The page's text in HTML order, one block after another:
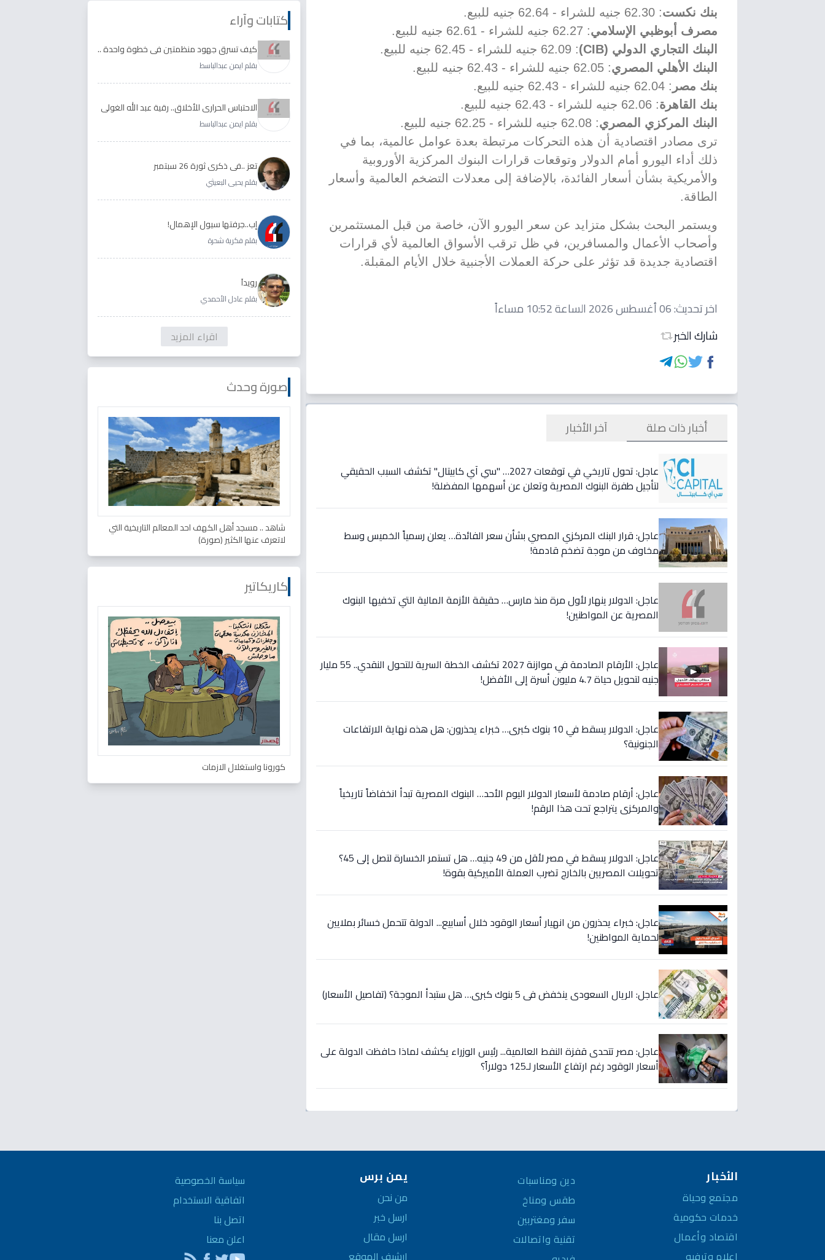
بنك نكست: 62.30 جنيه للشراء - 62.64 جنيه للبيع.
مصرف أبوظبي الإسلامي: 62.27 جنيه للشراء - 62.61 جنيه للبيع.
البنك التجاري الدولي (CIB)
: 62.09 جنيه للشراء - 62.45 جنيه للبيع.
البنك الأهلي المصري: 62.05 جنيه للشراء - 62.43 جنيه للبيع.
بنك مصر : 62.04 جنيه للشراء - 62.43 جنيه للبيع.
بنك القاهرة: 62.06 جنيه للشراء - 62.43 جنيه للبيع.
البنك المركزي المصري: 62.08 جنيه للشراء - 62.25 جنيه للبيع.
ترى مصادر اقتصادية أن هذه التحركات مرتبطة بعدة عوامل عالمية، بما في
ذلك أداء اليورو أمام الدولار وتوقعات قرارات البنوك المركزية الأوروبية
والأمريكية بشأن أسعار الفائدة، بالإضافة إلى معدلات التضخم العالمية وأسعار
الطاقة.
ويستمر البحث بشكل متزايد عن سعر اليورو الآن، خاصة من قبل المستثمرين
وأصحاب الأعمال والمسافرين، في ظل ترقب الأسواق العالمية لأي قرارات
اقتصادية جديدة قد تؤثر على حركة العملات الأجنبية خلال الأيام المقبلة.
اخر تحديث:06 أغسطس 2026 الساعة 10:52 مساءاً
شارك الخبر
أخبار ذات صلة آخر الأخبار
عاجل: تحول تاريخي في توقعات 2027… "سي آي كابيتال" تكشف السبب الحقيقي
لتأجيل طفرة البنوك المصرية وتعلن عن أسهمها المفضلة!
عاجل: قرار البنك المركزي المصري بشأن سعر الفائدة… يعلن رسمياً الخميس وسط
مخاوف من موجة تضخم قادمة!
عاجل: الدولار ينهار لأول مرة منذ مارس… حقيقة الأزمة المالية التي تخفيها البنوك
المصرية عن المواطنين!
عاجل: الأرقام الصادمة في موازنة 2027 تكشف الخطة السرية للتحول النقدي.. 55 مليار
جنيه لتحويل حياة 4.7 مليون أسرة إلى الأفضل!
عاجل: الدولار يسقط في 10 بنوك كبرى… خبراء يحذرون: هل هذه نهاية الارتفاعات
الجنونية؟
عاجل: أرقام صادمة لأسعار الدولار اليوم الأحد… البنوك المصرية تبدأ انخفاضاً تاريخياً
والمركزي يتراجع تحت هذا الرقم!
عاجل: الدولار يسقط في مصر لأقل من 49 جنيه… هل تستمر الخسارة لتصل إلى 45؟
تحويلات المصريين بالخارج تضرب العملة الأميركية بقوة!
عاجل: خبراء يحذرون من انهيار أسعار الوقود خلال أسابيع... الدولة تتحمل خسائر بملايين
لحماية المواطنين!
عاجل: الريال السعودي ينخفض في 5 بنوك كبرى… هل ستبدأ الموجة؟ (تفاصيل الأسعار)
عاجل: مصر تتحدى قفزة النفط العالمية... رئيس الوزراء يكشف لماذا حافظت الدولة على
أسعار الوقود رغم ارتفاع الأسعار لـ125 دولاراً؟
كتابات وآراء
كيف تسرق جهود منظمتين في خطوة واحدة ..
الأجابة لدى رقية عبد الله الغولي وغدير طيره
بقلم ايمن عبدالباسط
الاحتباس الحراري للأخلاق.. رقية عبد الله الغولي
وغدير طيره نموذجا
بقلم ايمن عبدالباسط
تعز ..في ذكرى ثورة 26 سبتمبر
بقلم يحيى البعيثي
إب..جرفتها سيول الإهمال!
بقلم فكرية شحرة
رويداَ
بقلم عادل الأحمدي
اقراء المزيد
صورة وحدث
شاهد .. مسجد أهل الكهف احد المعالم التاريخية التي
لاتعرف عنها الكثير (صورة)
كاريكاتير
كورونا واستغلال الازمات
الأخبار
مجتمع وحياة
خدمات حكومية
اقتصاد وأعمال
إعلام وترفيه
دين ومناسبات
طقس ومناخ
سفر ومغتربين
تقنية واتصالات
يمن برس
من نحن
ارسل خبر
ارسل مقال
ارشيف الموقع
سياسة الخصوصية
اتفاقية الاستخدام
اتصل بنا
اعلن معنا